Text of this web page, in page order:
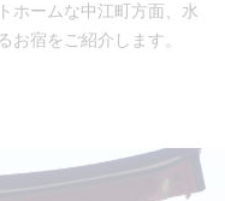
ホームな中江町方面、水
お宿をご紹介します。